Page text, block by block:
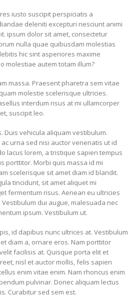
iusto suscipit perspiciatis a
deleniti excepturi nesciunt animi
ipsum dolor sit amet, consectetur
nulla quae quibusdam molestias
hic sint asperiores maxime
molestiae autem totam illum?
massa. Praesent pharetra sem vitae
molestie scelerisque ultricies.
interdum risus at mi ullamcorper
suscipit leo.
Duis vehicula aliquam vestibulum.
urna sed nisi auctor venenatis ut id
lacus lorem, a tristique sapien tempus
porttitor. Morbi quis massa id mi
scelerisque sit amet diam id blandit.
tincidunt, sit amet aliquet mi
fermentum risus. Aenean eu ultricies
dui augue, malesuada nec
ipsum. Vestibulum ut.
id dapibus nunc ultrices at. Vestibulum
diam a, ornare eros. Nam porttitor
facilisis at. Quisque porta elit et
nisl et auctor mollis, felis sapien
enim vitae enim. Nam rhoncus enim
pulvinar. Donec aliquam lectus
Curabitur sed sem est.